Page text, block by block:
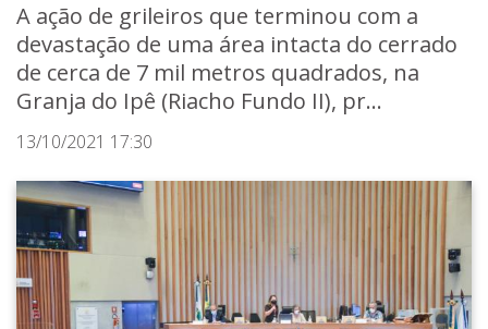
A ação de grileiros que terminou com a
devastação de uma área intacta do cerrado
de cerca de 7 mil metros quadrados, na
Granja do Ipê (Riacho Fundo II), pr...
13/10/2021 17:30